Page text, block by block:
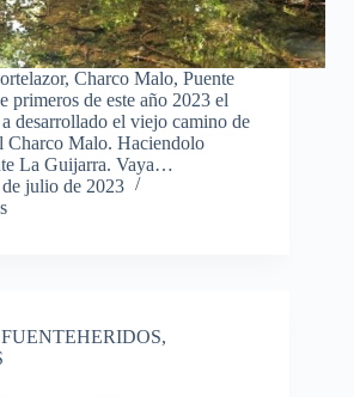
Charco Malo, Puente
primeros de este año 2023 el
desarrollado el viejo camino de
Charco Malo. Haciendolo
La Guijarra. Vaya…
de julio de 2023
,